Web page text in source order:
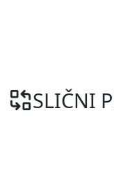
SLIČNI